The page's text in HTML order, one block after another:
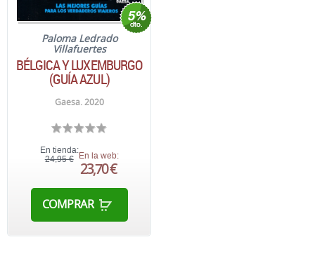
Paloma Ledrado
Villafuertes
BÉLGICA Y LUXEMBURGO
(GUÍA AZUL)
Gaesa. 2020
En tienda:
24,95 € En la web:
23,70 €
COMPRAR